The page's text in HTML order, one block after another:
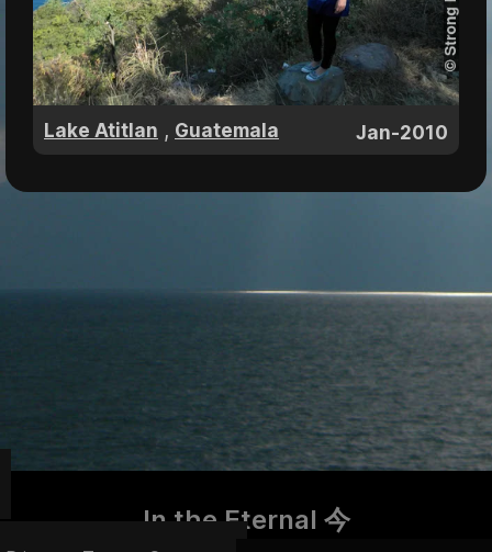
Lake Atitlan , Guatemala Jan-2010
In the Eternal 今